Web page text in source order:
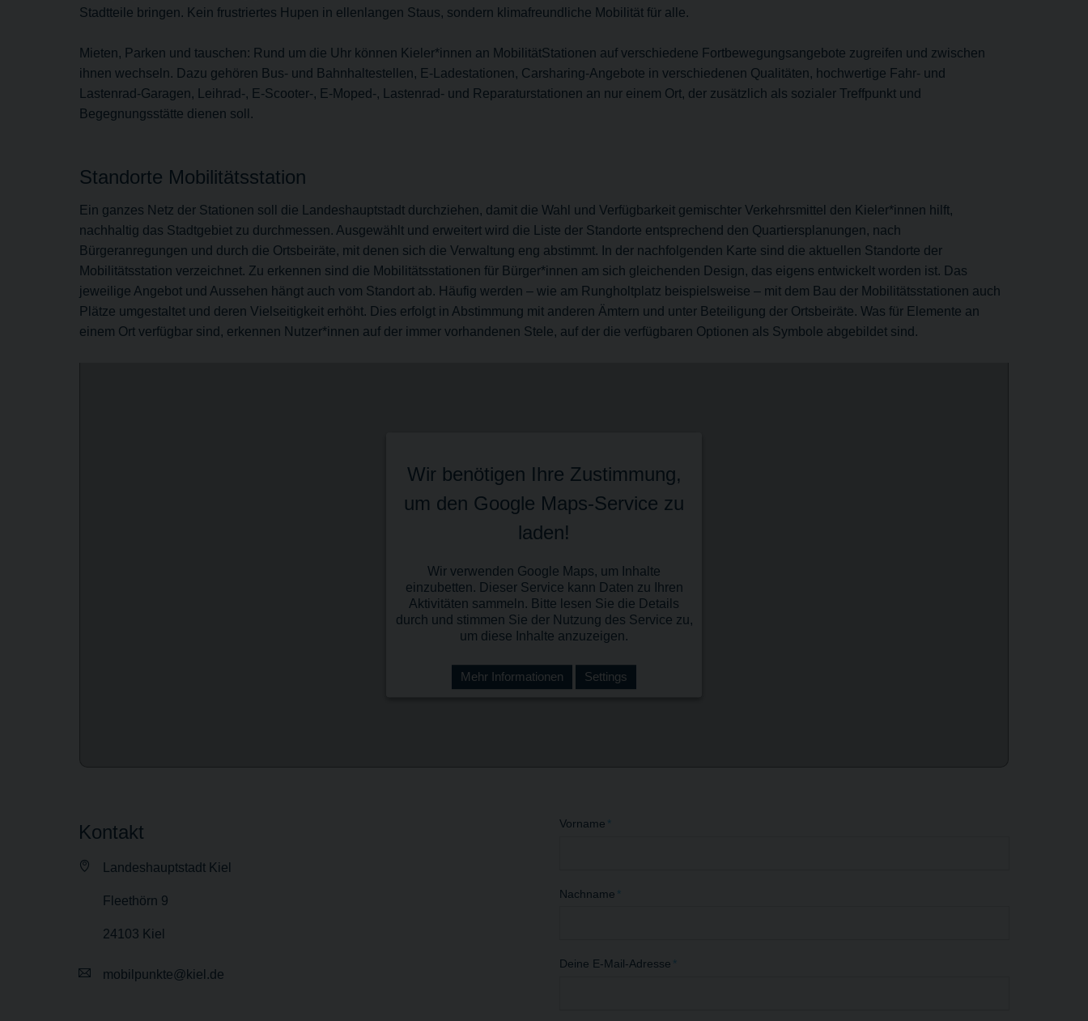
Stadtteile bringen. Kein frustriertes Hupen in ellenlangen Staus, sondern klimafreundliche Mobilität für alle.
Mieten, Parken und tauschen: Rund um die Uhr können Kieler*innen an MobilitätStationen auf verschiedene Fortbewegungsangebote zugreifen und zwischen
ihnen wechseln. Dazu gehören Bus- und Bahnhaltestellen, E-Ladestationen, Carsharing-Angebote in verschiedenen Qualitäten, hochwertige Fahr- und
Lastenrad-Garagen, Leihrad-, E-Scooter-, E-Moped-, Lastenrad- und Reparaturstationen an nur einem Ort, der zusätzlich als sozialer Treffpunkt und
Begegnungsstätte dienen soll.
Standorte Mobilitätsstation
Ein ganzes Netz der Stationen soll die Landeshauptstadt durchziehen, damit die Wahl und Verfügbarkeit gemischter Verkehrsmittel den Kieler*innen hilft,
nachhaltig das Stadtgebiet zu durchmessen. Ausgewählt und erweitert wird die Liste der Standorte entsprechend den Quartiersplanungen, nach
Bürgeranregungen und durch die Ortsbeiräte, mit denen sich die Verwaltung eng abstimmt. In der nachfolgenden Karte sind die aktuellen Standorte der
Mobilitätsstation verzeichnet. Zu erkennen sind die Mobilitätsstationen für Bürger*innen am sich gleichenden Design, das eigens entwickelt worden ist. Das
jeweilige Angebot und Aussehen hängt auch vom Standort ab. Häufig werden – wie am Rungholtplatz beispielsweise – mit dem Bau der Mobilitätsstationen auch
Plätze umgestaltet und deren Vielseitigkeit erhöht. Dies erfolgt in Abstimmung mit anderen Ämtern und unter Beteiligung der Ortsbeiräte. Was für Elemente an
einem Ort verfügbar sind, erkennen Nutzer*innen auf der immer vorhandenen Stele, auf der die verfügbaren Optionen als Symbole abgebildet sind.
Wir benötigen Ihre Zustimmung,
um den Google Maps-Service zu
laden!
Wir verwenden Google Maps, um Inhalte
einzubetten. Dieser Service kann Daten zu Ihren
Aktivitäten sammeln. Bitte lesen Sie die Details
durch und stimmen Sie der Nutzung des Service zu,
um diese Inhalte anzuzeigen.
Mehr Informationen Settings
Kontakt
Landeshauptstadt Kiel
Fleethörn 9
24103 Kiel
mobilpunkte@kiel.de
Vorname *
Nachname *
Deine E-Mail-Adresse *